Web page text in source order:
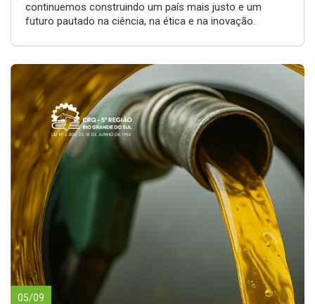
continuemos construindo um país mais justo e um
futuro pautado na ciência, na ética e na inovação.
05/09